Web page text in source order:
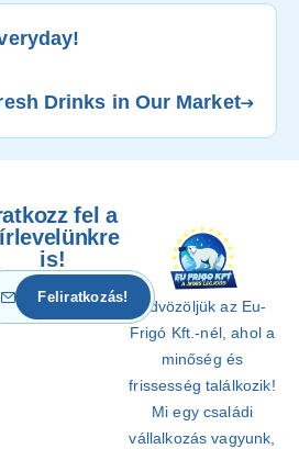
Drinks in Our Market
Üdvözöljük az Eu-
Frigó Kft.-nél, ahol a
minőség és
frissesség találkozik!
Mi egy családi
vállalkozás vagyunk,
fel a
is!